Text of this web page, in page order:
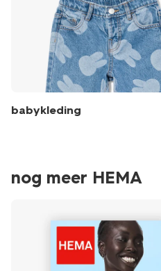
babykleding
nog meer HEMA